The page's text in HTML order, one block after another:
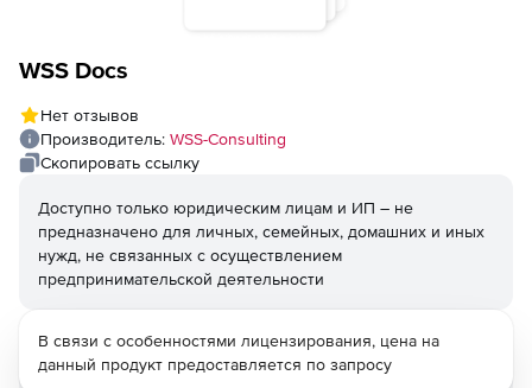
WSS Docs
Нет отзывов
Производитель: WSS-Consulting
Скопировать ссылку
Доступно только юридическим лицам и ИП – не
предназначено для личных, семейных, домашних и иных
нужд, не связанных с осуществлением
предпринимательской деятельности
В связи с особенностями лицензирования, цена на
данный продукт предоставляется по запросу